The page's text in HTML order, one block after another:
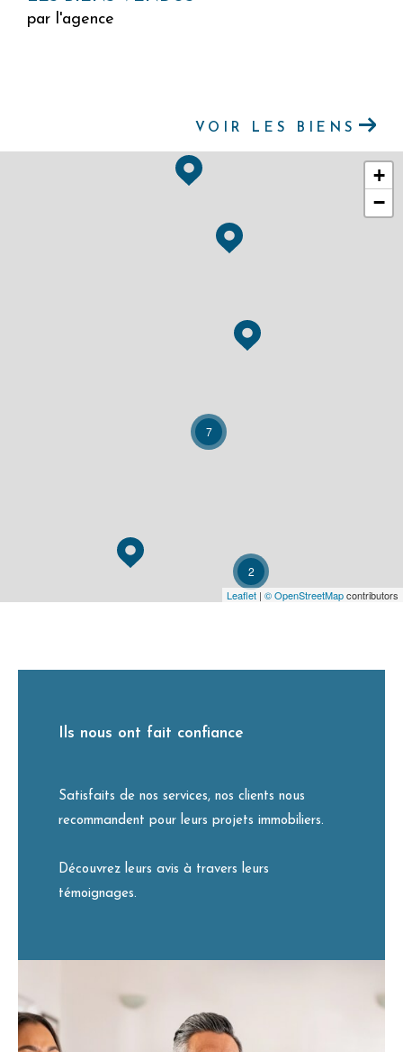
par l'agence
VOIR LES BIENS
2
7
+
−
Leaflet | © OpenStreetMapcontributors
Ils nous ont fait confiance
Satisfaits de nos services, nos clients nous
recommandent pour leurs projets immobiliers.
Découvrez leurs avis à travers leurs
témoignages.